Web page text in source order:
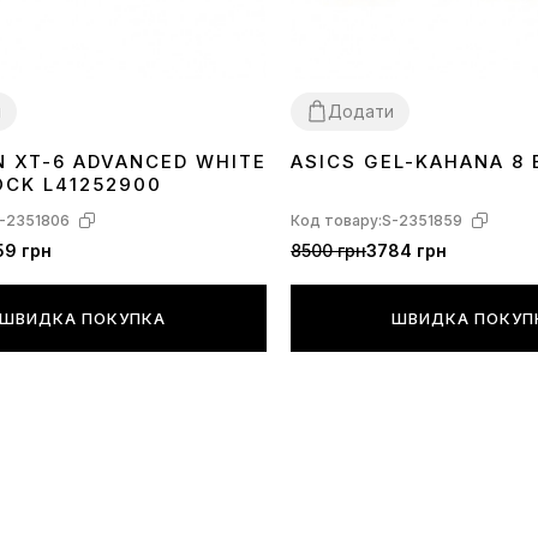
42434445
XT-6 ADVANCED WHITE
L41252900
2351806
грн
ШВИДКА ПОКУПКА
Додати
36 373839404143
ASICS GEL-KAHANA 8
Код товару:S-2351859
8500 грн3784 грн
ШВИДКА